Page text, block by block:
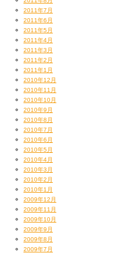
2011年7月
2011年6月
2011年5月
2011年4月
2011年3月
2011年2月
2011年1月
2010年12月
2010年11月
2010年10月
2010年9月
2010年8月
2010年7月
2010年6月
2010年5月
2010年4月
2010年3月
2010年2月
2010年1月
2009年12月
2009年11月
2009年10月
2009年9月
2009年8月
2009年7月